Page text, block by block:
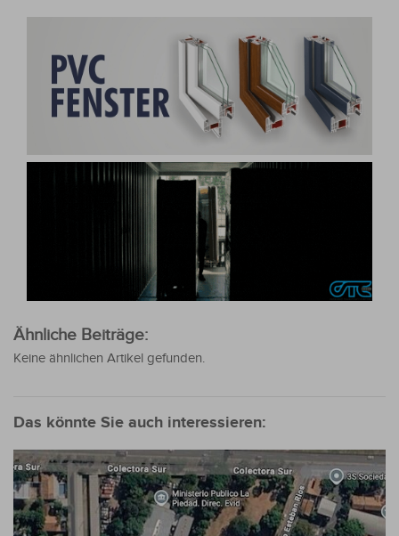
Ähnliche Beiträge:
Keine ähnlichen Artikel gefunden.
Das könnte Sie auch interessieren: